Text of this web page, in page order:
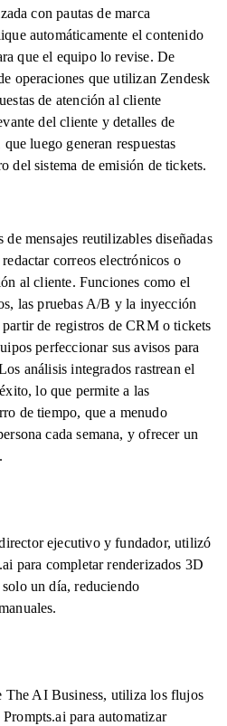
con pautas de marca
automáticamente el contenido
que el equipo lo revise. De
operaciones que utilizan Zendesk
de atención al cliente
del cliente y detalles de
luego generan respuestas
del sistema de emisión de tickets.
mensajes reutilizables diseñadas
correos electrónicos o
al cliente. Funciones como el
las pruebas A/B y la inyección
de registros de CRM o tickets
perfeccionar sus avisos para
análisis integrados rastrean el
lo que permite a las
de tiempo, que a menudo
cada semana, y ofrecer un
ejecutivo y fundador, utilizó
para completar renderizados 3D
un día, reduciendo
The AI ​​Business, utiliza los flujos
para automatizar